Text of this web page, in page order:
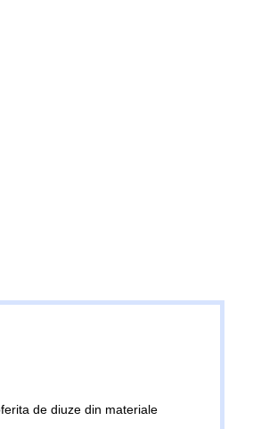
de diuze din materiale